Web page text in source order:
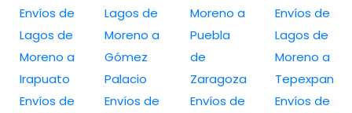
Envíos de
Lagos de
Moreno a
Irapuato
Envíos de
Lagos de
Moreno a
Gómez
Palacio
Envíos de
Moreno a
Puebla
de
Zaragoza
Envíos de
Envíos de
Lagos de
Moreno a
Tepexpan
Envíos de